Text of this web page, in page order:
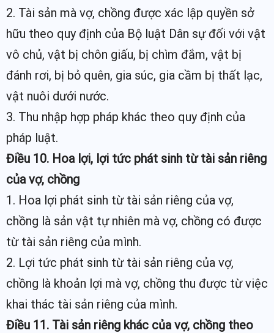
2. Tài sản mà vợ, chồng được xác lập quyền sở
hữu theo quy định của Bộ luật Dân sự đối với vật
vô chủ, vật bị chôn giấu, bị chìm đắm, vật bị
đánh rơi, bị bỏ quên, gia súc, gia cầm bị thất lạc,
vật nuôi dưới nước.
3. Thu nhập hợp pháp khác theo quy định của
pháp luật.
Điều 10. Hoa lợi, lợi tức phát sinh từ tài sản riêng
của vợ, chồng
1. Hoa lợi phát sinh từ tài sản riêng của vợ,
chồng là sản vật tự nhiên mà vợ, chồng có được
từ tài sản riêng của mình.
2. Lợi tức phát sinh từ tài sản riêng của vợ,
chồng là khoản lợi mà vợ, chồng thu được từ việc
khai thác tài sản riêng của mình.
Điều 11. Tài sản riêng khác của vợ, chồng theo